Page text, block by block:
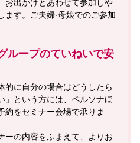
お出かけとあわせて参加しや
ます。ご夫婦·母娘でのご参加
ループのていねいで安
的に自分の場合はどうしたら
」という方には、ペルソナほ
約をセミナー会場で承りま
ーの内容をふまえて、よりお